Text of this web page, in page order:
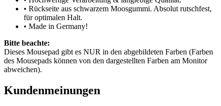
• Rückseite aus schwarzem Moosgummi. Absolut rutschfest,
für optimalen Halt.
• Made in Germany!
Bitte beachte:
Dieses Mousepad gibt es NUR in den abgebildeten Farben (Farben
des Mousepads können von den dargestellten Farben am Monitor
abweichen).
Kundenmeinungen